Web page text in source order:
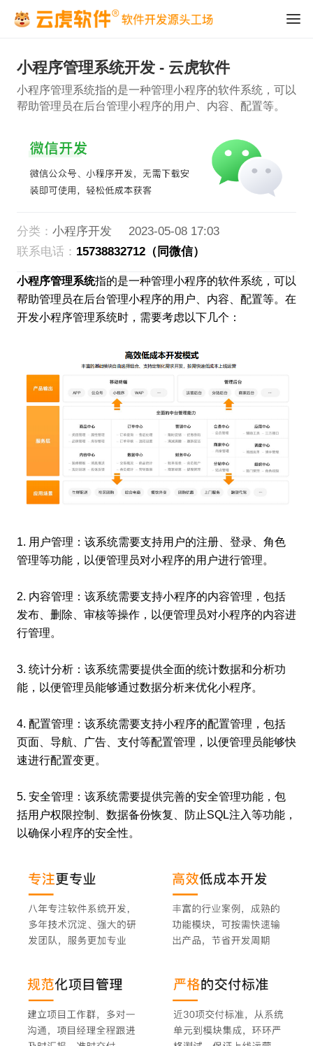
小程序管理系统开发 - 云虎软件
小程序管理系统指的是一种管理小程序的软件系统，可以
帮助管理员在后台管理小程序的用户、内容、配置等。
分类： 小程序开发
2023-05-08 17:03
联系电话： 15738832712（同微信）
小程序管理系统指的是一种管理小程序的软件系统，可以
帮助管理员在后台管理小程序的用户、内容、配置等。在
开发小程序管理系统时，需要考虑以下几个：
1. 用户管理：该系统需要支持用户的注册、登录、角色
管理等功能，以便管理员对小程序的用户进行管理。
2. 内容管理：该系统需要支持小程序的内容管理，包括
发布、删除、审核等操作，以便管理员对小程序的内容进
行管理。
3. 统计分析：该系统需要提供全面的统计数据和分析功
能，以便管理员能够通过数据分析来优化小程序。
4. 配置管理：该系统需要支持小程序的配置管理，包括
页面、导航、广告、支付等配置管理，以便管理员能够快
速进行配置变更。
5. 安全管理：该系统需要提供完善的安全管理功能，包
括用户权限控制、数据备份恢复、防止SQL注入等功能，
以确保小程序的安全性。